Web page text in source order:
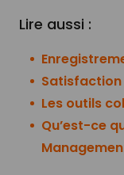
Lire aussi :
Les outils
Qu’est-ce